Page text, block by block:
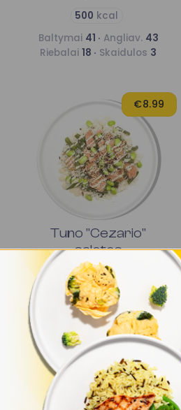
500 kcal
Baltymai 41 · Angliav. 43
Riebalai 18 · Skaidulos 3
Tuno "Cezario"
salotos
498 kcal
Baltymai 42 · Angliav.
56
Riebalai 13 · Skaidulos 7
€8.99